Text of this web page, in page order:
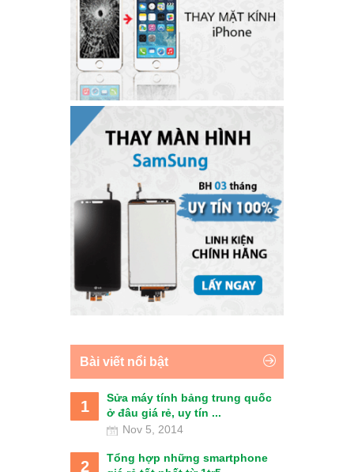
Bài viết nổi bật
1
Sửa máy tính bảng trung quốc
ở đâu giá rẻ, uy tín ...
Nov 5, 2014
2
Tổng hợp những smartphone